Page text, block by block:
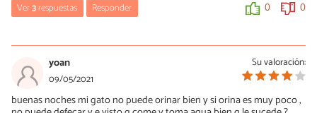
Ver3respuestas Responder 0 0
07/07/2021
Hola, ¿cuál ha sido el diagnóstico? Un saludo.
0 1
Su valoración:
yoan
09/05/2021
buenas noches mi gato no puede orinar bien y si orina es muy poco ,